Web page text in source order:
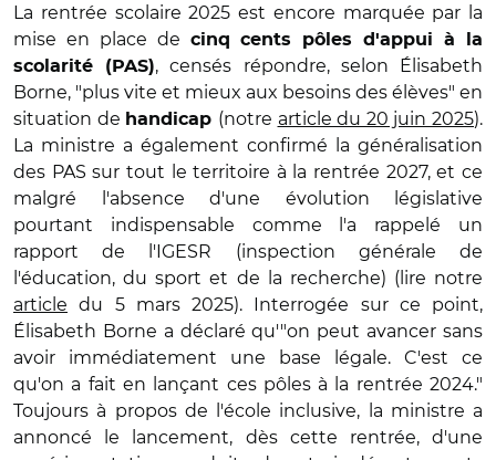
La rentrée scolaire 2025 est encore marquée par la
mise en place de
cinq cents pôles d'appui à la
scolarité (PAS), censés répondre, selon
Élisabeth
Borne, "plus vite et mieux aux besoins des élèves" en
situation de handicap (notre article du 20 juin 2025).
La ministre a également confirmé la généralisation
des PAS sur tout le territoire à la rentrée 2027, et ce
malgré l'absence d'une évolution législative
pourtant indispensable comme l'a rappelé un
rapport de l'IGESR (inspection générale de
l'éducation, du sport et de la recherche) (lire notre
article du 5 mars 2025). Interrogée sur ce point,
Élisabeth Borne a déclaré qu'"on peut avancer sans
avoir immédiatement une base légale. C'est ce
qu'on a fait en lançant ces pôles à la rentrée 2024."
Toujours à propos de l'école inclusive, la ministre a
annoncé le lancement, dès cette rentrée, d'une